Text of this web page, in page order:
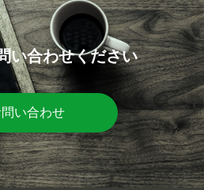
い合わせください
い合わせ